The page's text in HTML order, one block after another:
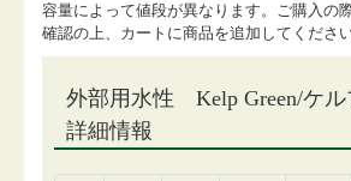
容量によって値段が異なります。ご購入の
確認の上、カートに商品を追加してください